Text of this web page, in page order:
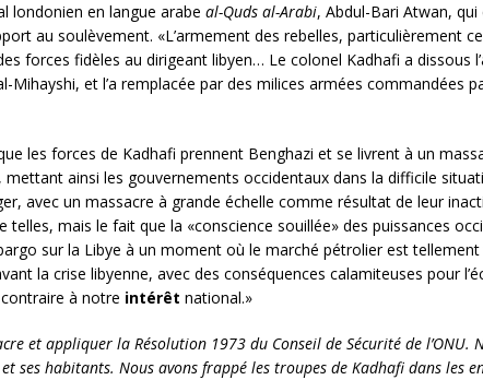
londonien en langue arabe al-Quds al-Arabi, Abdul-Bari Atwan,
au soulèvement. «L’armement des rebelles, particulièrement
forces fidèles au dirigeant libyen… Le colonel Kadhafi a dissous
Mihayshi, et l’a remplacée par des milices armées commandées
les forces de Kadhafi prennent Benghazi et se livrent à un
ainsi les gouvernements occidentaux dans la difficile
avec un massacre à grande échelle comme résultat de leur
telles, mais le fait que la «conscience souillée» des puissances
sur la Libye à un moment où le marché pétrolier est
la crise libyenne, avec des conséquences calamiteuses pour
à notre intérêt national.»
et appliquer la Résolution 1973 du Conseil de Sécurité de l’ONU.
ses habitants. Nous avons frappé les troupes de Kadhafi dans les